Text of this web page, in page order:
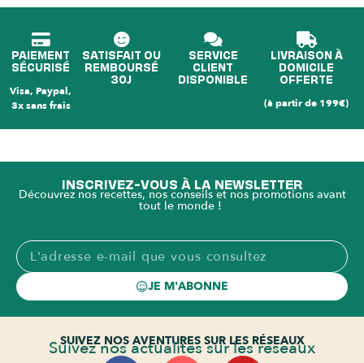
PAIEMENT
SÉCURISÉ
Visa, Paypal,
3x sans frais
SATISFAIT OU
REMBOURSÉ
30J
SERVICE
CLIENT
DISPONIBLE
LIVRAISON À
DOMICILE
OFFERTE
(à partir de 199€)
INSCRIVEZ-VOUS À LA NEWSLETTER
Découvrez nos recettes, nos conseils et nos promotions avant
tout le monde !
JE M'ABONNE
SUIVEZ NOS AVENTURES SUR LES RÉSEAUX
Suivez nos actualités sur les réseaux